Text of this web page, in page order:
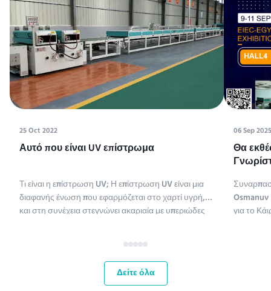
25 Oct 2022
Αυτό που είναι UV επίστρωμα
Τι είναι η επίστρωση UV; Η επίστρωση UV είναι μια
διαφανής ένωση που εφαρμόζεται στο χαρτί υγρή,
και στη συνέχεια στεγνώνει ακαριαία με υπεριώδες
επίστρωσης υπεριώδους ακτινοβολίας).
Χρησιμοποιούνται διάφοροι τύποι ενώσεων για την
επίστρωση χαρτιού. Οι χημ...
06 Sep 2025
Θα
Tissue
για το
Δείτε όλα